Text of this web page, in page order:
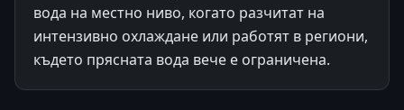
вода на местно ниво, когато разчитат на
интензивно охлаждане или работят в региони,
където прясната вода вече е ограничена.